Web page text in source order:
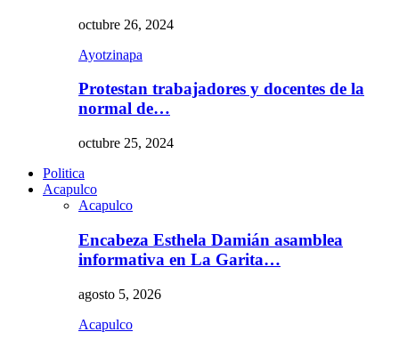
octubre 26, 2024
Ayotzinapa
Protestan trabajadores y docentes de la
normal de…
octubre 25, 2024
Politica
Acapulco
Acapulco
Encabeza Esthela Damián asamblea
informativa en La Garita…
agosto 5, 2026
Acapulco